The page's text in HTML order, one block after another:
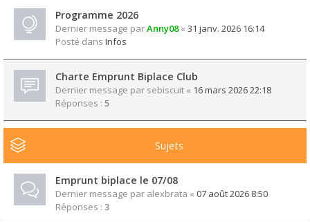
Programme 2026
Dernier message parAnny08« 31 janv. 2026 16:14
Posté dans Infos
Charte Emprunt Biplace Club
Dernier message par sebiscuit « 16 mars 2026 22:18
Réponses : 5
Sujets
Emprunt biplace le 07/08
Dernier message par alexbrata « 07 août 2026 8:50
Réponses : 3